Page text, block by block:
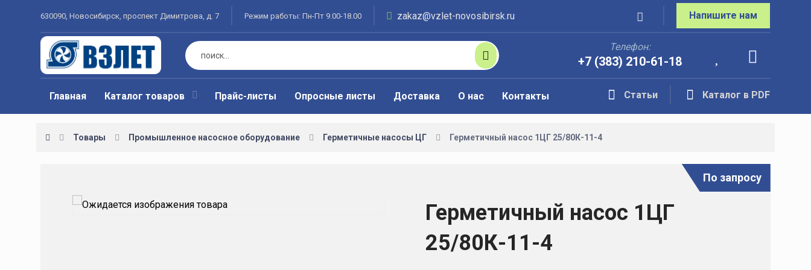
630090, Новосибирск, проспект Димитрова, д. 7 Режим работы: Пн-Пт 9.00-18.00 zakaz@vzlet-novosibirsk.ru Напишите нам
Телефон:
+7 (383) 210-61-18
Главная Каталог товаров Прайс-листы Опросные листы Доставка О нас Контакты Каталог в PDF
Статьи
Товары Промышленное насосное оборудование Герметичные насосы ЦГ Герметичный насос 1ЦГ 25/80К-11-4
Герметичный насос 1ЦГ
25/80К-11-4
По запросу